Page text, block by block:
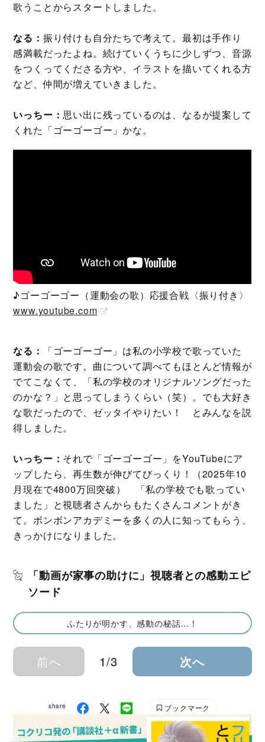
歌うことからスタートしました。
なる： 振り付けも自分たちで考えて。最初は手作り
感満載だったよね。続けていくうちに少しずつ、音源
をつくってくださる方や、イラストを描いてくれる方
など、仲間が増えていきました。
いっちー：思い出に残っているのは、なるが提案して
くれた「ゴーゴーゴー」かな。
♪ゴーゴーゴー（運動会の歌）応援合戦〈振り付き〉
www.youtube.com
なる：
「ゴーゴーゴー」は私の小学校で歌っていた
運動会の歌です。曲について調べてもほとんど情報が
でてこなくて、「私の学校のオリジナルソングだった
のかな？」と思ってしまうくらい（笑）。でも大好き
な歌だったので、ゼッタイやりたい！ とみんなを説
得しました。
いっちー： それで「ゴーゴーゴー」をYouTubeにア
ップしたら、再生数が伸びてびっくり！（2025年10
月現在で4800万回突破） 「私の学校でも歌ってい
ました」と視聴者さんからもたくさんコメントがき
て。ボンボンアカデミーを多くの人に知ってもらう、
きっかけになりました。
「動画が家事の助けに」視聴者との感動エピ
ソード
ふたりが明かす、感動の秘話…！
前へ 1/3 次へ
share ブックマーク